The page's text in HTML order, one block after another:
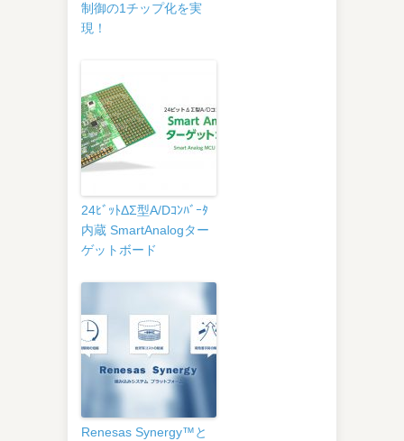
制御の1チップ化を実
現！
24ﾋﾞｯﾄΔΣ型A/Dｺﾝﾊﾞｰﾀ
内蔵 SmartAnalogター
ゲットボード
Renesas Synergy™と